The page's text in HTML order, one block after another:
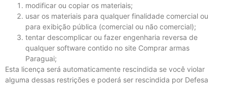
modificar ou copiar os materiais;
usar os materiais para qualquer finalidade comercial ou
para exibição pública (comercial ou não comercial);
tentar descomplicar ou fazer engenharia reversa de
qualquer software contido no site Comprar armas
Paraguai;
Esta licença será automaticamente rescindida se você violar
alguma dessas restrições e poderá ser rescindida por Defesa